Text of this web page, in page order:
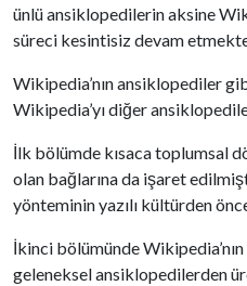
ünlü ansiklopedilerin aksine
süreci kesintisiz devam
Wikipedia’nın ansiklopediler
Wikipedia’yı diğer
İlk bölümde kısaca toplumsal
olan bağlarına da işaret
yönteminin yazılı kültürden
İkinci bölümünde
geleneksel ansiklopedilerden